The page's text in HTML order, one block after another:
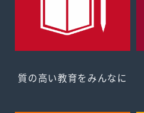
質の高い教育をみんなに